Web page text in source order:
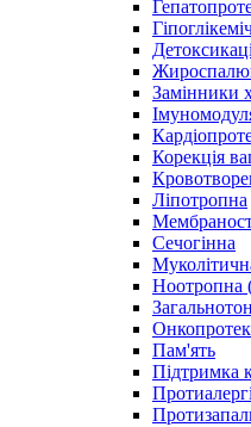
Замінники
Корекція
Ліпотропна
Сечогінна
Ноотропна
Пам'ять
Підтримка